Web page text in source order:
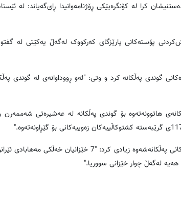
کرا له‌ کۆنگره‌یێکی ڕۆژنامه‌وانیدا ڕای‌گه‌یاند: له‌
پۆسته‌کانی پارێزگای که‌رکووک له‌گه‌ڵ یه‌کێتى له‌
گوندى په‌ڵکانه‌ کرد و وتى: "ئه‌و ڕووداوانه‌ى له‌ گوندى
جبوورى له‌باره‌ى خێزانه‌ کورده‌کانى
هه‌یه‌ له‌گه‌ڵ چوار خێزانى سووریا."